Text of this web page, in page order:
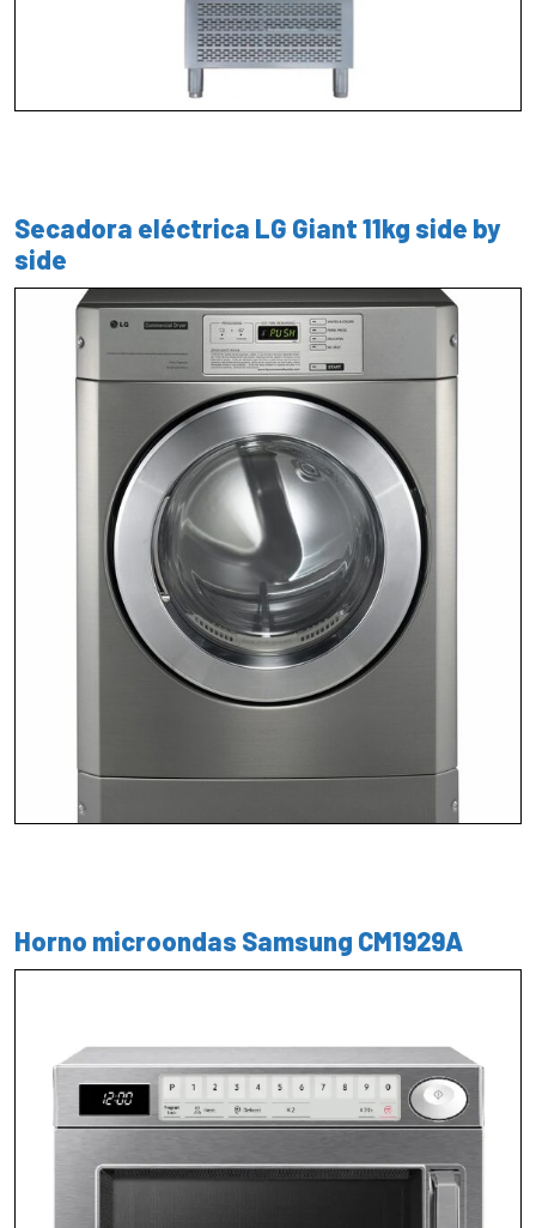
Secadora eléctrica LG Giant 11kg side by
side
Horno microondas Samsung CM1929A